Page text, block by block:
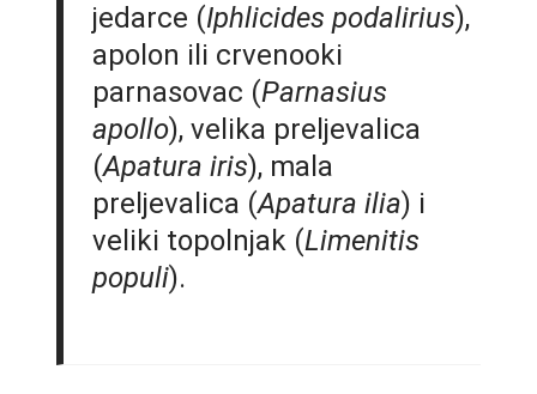
jedarce (Iphlicides podalirius),
apolon ili crvenooki
parnasovac (Parnasius
apollo), velika preljevalica
(Apatura iris), mala
preljevalica (Apatura ilia) i
veliki topolnjak (Limenitis
populi).